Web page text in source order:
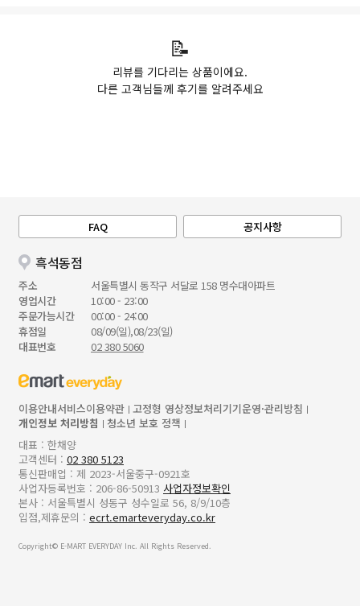
📝
리뷰를 기다리는 상품이에요.
다른 고객님들께 후기를 알려주세요
FAQ 공지사항
흑석동점
주소
서울특별시 동작구 서달로 158 명수대아파트
영업시간
10:00 - 23:00
주문가능시간
00:00 - 24:00
휴점일
08/09(일),08/23(일)
대표번호
02 380 5060
이용안내서비스이용약관 고정형 영상정보처리기기운영·관리방침
개인정보 처리방침
청소년 보호 정책
대표 : 한채양
고객센터 : 02 380 5123
통신판매업 : 제 2023-서울중구-0921호
사업자등록번호 : 206-86-50913 사업자정보확인
본사 : 서울특별시 성동구 성수일로 56, 8/9/10층
입점,제휴문의 : ecrt.emarteveryday.co.kr
Copyright© E-MART EVERYDAY Inc. All Rights Reserved.